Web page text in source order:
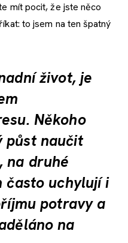
mít pocit, že jste něco
to jsem na ten špatný
život, je
Někoho
půst naučit
na druhé
často uchylují i
potravy a
na